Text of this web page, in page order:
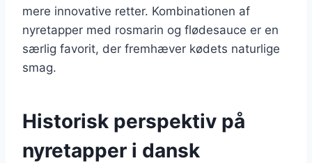
mere innovative retter. Kombinationen af
nyretapper med rosmarin og flødesauce er en
særlig favorit, der fremhæver kødets naturlige
smag.
Historisk perspektiv på
nyretapper i dansk